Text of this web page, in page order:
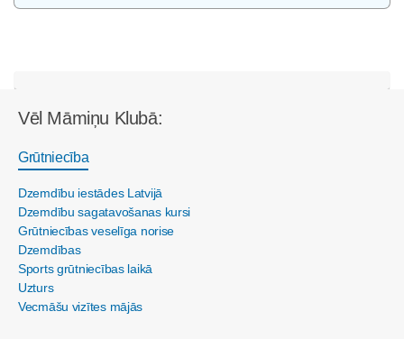
Vēl Māmiņu Klubā:
Grūtniecība
Dzemdību iestādes Latvijā
Dzemdību sagatavošanas kursi
Grūtniecības veselīga norise
Dzemdības
Sports grūtniecības laikā
Uzturs
Vecmāšu vizītes mājās